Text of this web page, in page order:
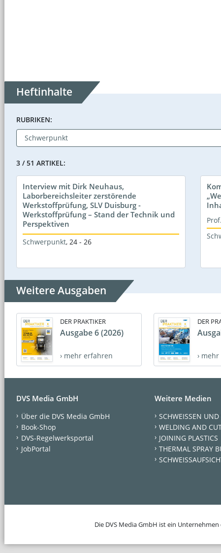
Heftinhalte
RUBRIKEN:
3 / 51 ARTIKEL:
Interview mit Dirk Neuhaus,
Laborbereichsleiter zerstörende
Werkstoffprüfung, SLV Duisburg -
Werkstoffprüfung – Stand der Technik und
Perspektiven
Schwerpunkt, 24 - 26
Weitere Ausgaben
DER PRAKTIKER
Ausgabe 6 (2026)
› mehr erfahren
DER
›
DVS Media GmbH
Über die DVS Media GmbH
Book-Shop
DVS-Regelwerksportal
JobPortal
Weitere Medien
SCHWEISSEN
WELDING AND
JOINING PLASTICS
THERMAL SPRAY
Die DVS Media GmbH ist ein Unternehmen